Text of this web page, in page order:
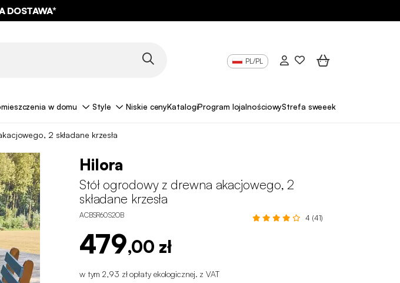
DOSTAWA*
PL/PL
w domu Style Niskie cenyKatalogiProgram lojalnościowyStrefa sweeek Pro
2 składane krzesła
Hilora
Stół ogrodowy z drewna akacjowego, 2
składane krzesła
ACBSR60S2OB 4 (41)
479,00 zł
w tym 2,93 zł opłaty ekologicznej. z VAT